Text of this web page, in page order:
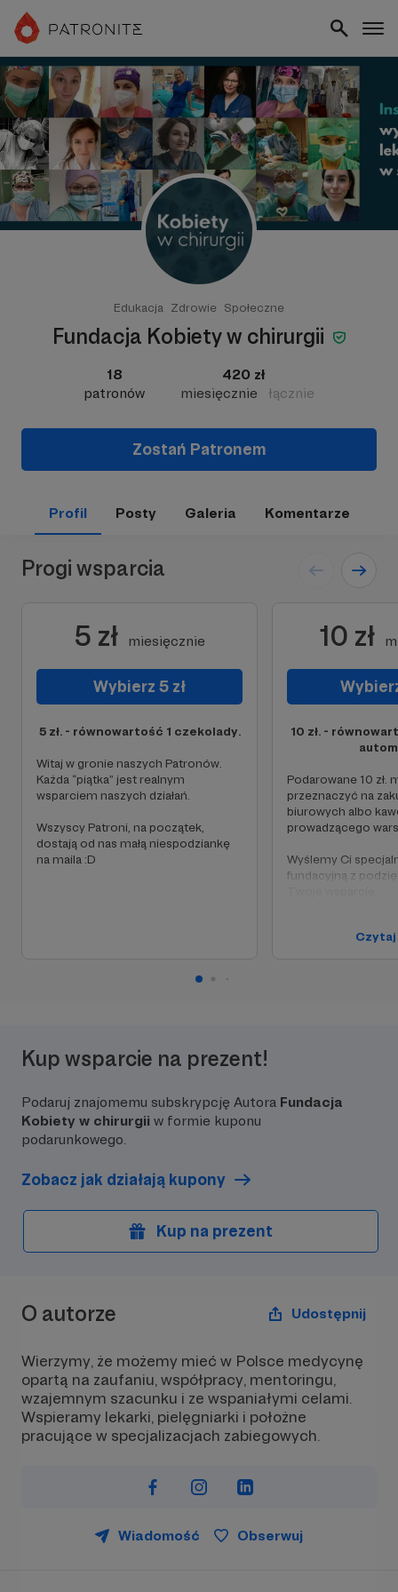
Edukacja Zdrowie Społeczne
Fundacja Kobiety w chirurgii
18
patronów
420 zł
miesięcznie
łącznie
Zostań Patronem
Profil Posty Galeria Komentarze
Progi wsparcia
5 zł miesięcznie
Wybierz 5 zł
5 zł. - równowartość 1 czekolady.
Witaj w gronie naszych Patronów.
Każda “piątka” jest realnym
wsparciem naszych działań.
Wszyscy Patroni, na początek,
dostają od nas małą niespodziankę
na maila :D
10 zł
10 zł. -
Podarowane 10 zł.
przeznaczyć na
biurowych albo
prowadzącego
Wyślemy Ci
fundacyjną z
bonusu z niższego
Kup wsparcie na prezent!
Podaruj znajomemu subskrypcję Autora Fundacja
Kobiety w chirurgii w formie kuponu
podarunkowego.
Zobacz jak działają kupony
Kup na prezent
O autorze Udostępnij
Wierzymy, że możemy mieć w Polsce medycynę
opartą na zaufaniu, współpracy, mentoringu,
wzajemnym szacunku i ze wspaniałymi celami.
Wspieramy lekarki, pielęgniarki i położne
pracujące w specjalizacjach zabiegowych.
Wiadomość Obserwuj